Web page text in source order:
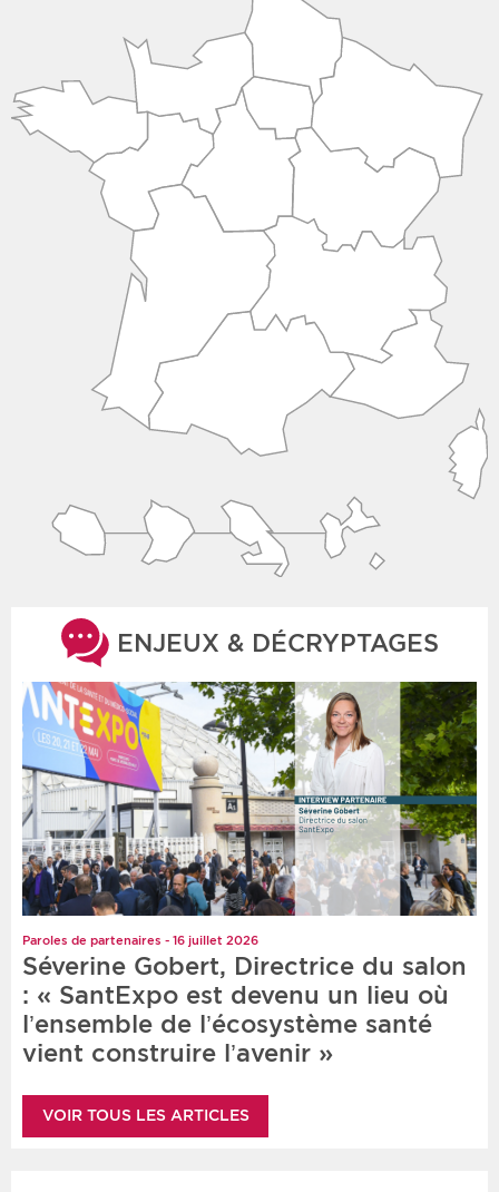
ENJEUX & DÉCRYPTAGES
Paroles de partenaires - 16 juillet 2026
Séverine Gobert, Directrice du salon
: « SantExpo est devenu un lieu où
l’ensemble de l’écosystème santé
vient construire l’avenir »
VOIR TOUS LES ARTICLES